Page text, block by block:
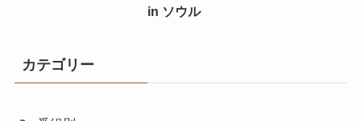
in ソウル
カテゴリー